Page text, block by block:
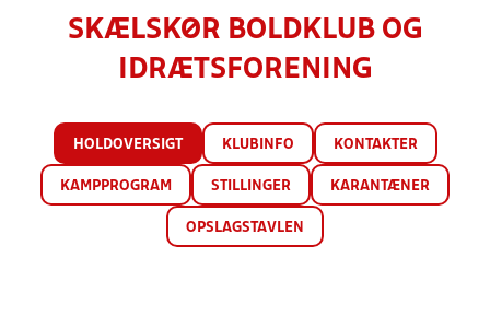
SKÆLSKØR BOLDKLUB OG
IDRÆTSFORENING
HOLDOVERSIGT KLUBINFO KONTAKTER
KAMPPROGRAM STILLINGER KARANTÆNER
OPSLAGSTAVLEN